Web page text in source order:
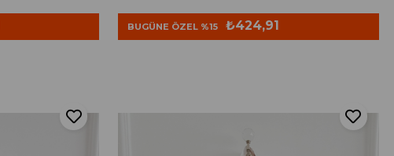
BUGÜNE ÖZEL %15 ₺424,91